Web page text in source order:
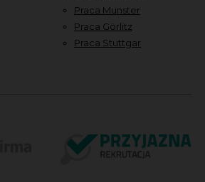
Praca Munster
Praca Görlitz
Praca Stuttgar